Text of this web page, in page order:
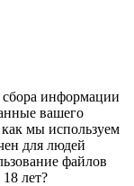
информации
вашего
мы используем
для людей
файлов
лет?